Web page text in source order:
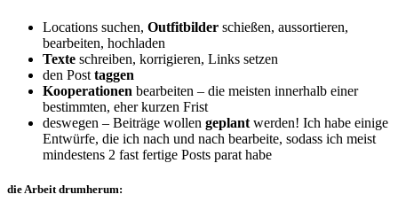
Locations suchen, Outfitbilder schießen, aussortieren,
bearbeiten, hochladen
Texte schreiben, korrigieren, Links setzen
den Post taggen
Kooperationen bearbeiten – die meisten innerhalb einer
bestimmten, eher kurzen Frist
deswegen – Beiträge wollen geplant werden! Ich habe einige
Entwürfe, die ich nach und nach bearbeite, sodass ich meist
mindestens 2 fast fertige Posts parat habe
die Arbeit drumherum: